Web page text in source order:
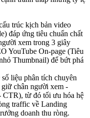
trúc kịch bản video
đáp ứng tiêu chuẩn chất
xem trong 3 giây
YouTube On-page (Tiêu
Thumbnail) để bứt phá
liệu phân tích chuyên
chân người xem -
CTR), từ đó tối ưu hóa hệ
traffic về Landing
doanh thu ròng.